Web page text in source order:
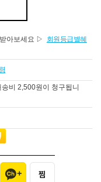
아보세요 ▷
회원등급별혜
비 2,500원이 청구됩니